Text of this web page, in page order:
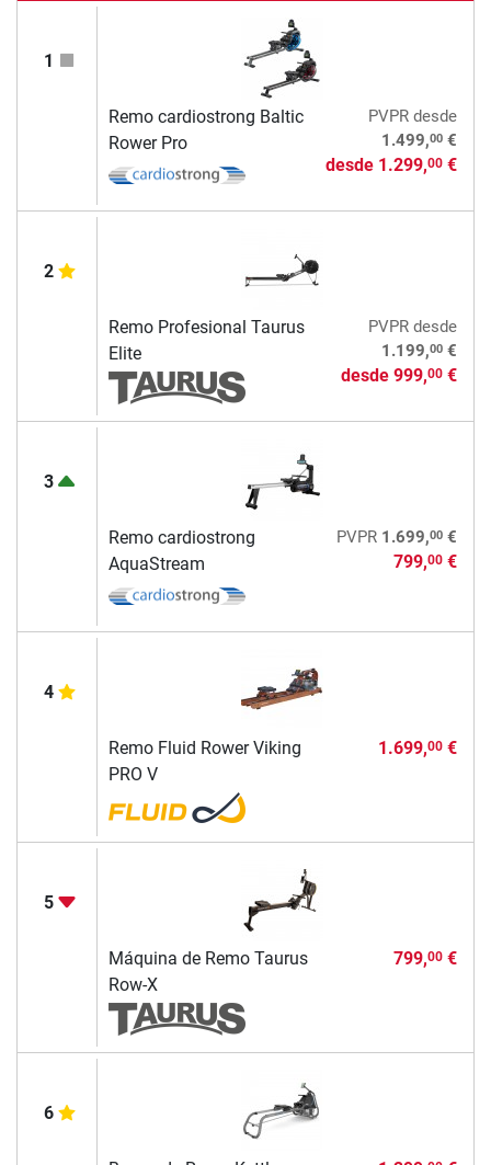
1
Remo cardiostrong Baltic
Rower Pro
PVPRdesde
1.499,00€
desde 1.299,00€
2
Remo Profesional Taurus
Elite
PVPRdesde
1.199,00€
desde 999,00€
3
Remo cardiostrong
AquaStream
PVPR 1.699,00€
799,00€
4
Remo Fluid Rower Viking
PRO V
1.699,00€
5
Máquina de Remo Taurus
Row-X
799,00€
6